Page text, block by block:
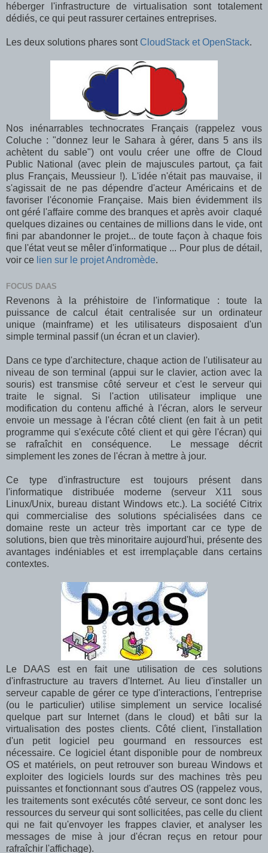
héberger l'infrastructure de virtualisation sont totalement
dédiés, ce qui peut rassurer certaines entreprises.
Les deux solutions phares sont CloudStack et OpenStack.
Nos inénarrables technocrates Français (rappelez vous
Coluche : "donnez leur le Sahara à gérer, dans 5 ans ils
achètent du sable") ont voulu créer une offre de Cloud
Public National (avec plein de majuscules partout, ça fait
plus Français, Meussieur !). L'idée n'était pas mauvaise, il
s'agissait de ne pas dépendre d'acteur Américains et de
favoriser l'économie Française. Mais bien évidemment ils
ont géré l'affaire comme des branques et après avoir claqué
quelques dizaines ou centaines de millions dans le vide, ont
fini par abandonner le projet... de toute façon à chaque fois
que l'état veut se mêler d'informatique ... Pour plus de détail,
voir ce lien sur le projet Andromède.
FOCUS DAAS
Revenons à la préhistoire de l'informatique : toute la
puissance de calcul était centralisée sur un ordinateur
unique (mainframe) et les utilisateurs disposaient d'un
simple terminal passif (un écran et un clavier).
Dans ce type d'architecture, chaque action de l'utilisateur au
niveau de son terminal (appui sur le clavier, action avec la
souris) est transmise côté serveur et c'est le serveur qui
traite le signal. Si l'action utilisateur implique une
modification du contenu affiché à l'écran, alors le serveur
envoie un message à l'écran côté client (en fait à un petit
programme qui s'exécute côté client et qui gère l'écran) qui
se rafraîchit en conséquence. Le message décrit
simplement les zones de l'écran à mettre à jour.
Ce type d'infrastructure est toujours présent dans
l'informatique distribuée moderne (serveur X11 sous
Linux/Unix, bureau distant Windows etc.). La société Citrix
qui commercialise des solutions spécialisées dans ce
domaine reste un acteur très important car ce type de
solutions, bien que très minoritaire aujourd'hui, présente des
avantages indéniables et est irremplaçable dans certains
contextes.
Le DAAS est en fait une utilisation de ces solutions
d'infrastructure au travers d'Internet. Au lieu d'installer un
serveur capable de gérer ce type d'interactions, l'entreprise
(ou le particulier) utilise simplement un service localisé
quelque part sur Internet (dans le cloud) et bâti sur la
virtualisation des postes clients. Côté client, l'installation
d'un petit logiciel peu gourmand en ressources est
nécessaire. Ce logiciel étant disponible pour de nombreux
OS et matériels, on peut retrouver son bureau Windows et
exploiter des logiciels lourds sur des machines très peu
puissantes et fonctionnant sous d'autres OS (rappelez vous,
les traitements sont exécutés côté serveur, ce sont donc les
ressources du serveur qui sont sollicitées, pas celle du client
qui ne fait qu'envoyer les frappes clavier, et analyser les
messages de mise à jour d'écran reçus en retour pour
rafraîchir l'affichage).